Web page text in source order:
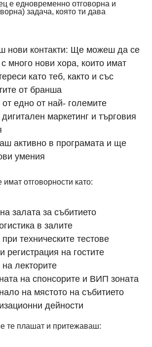
е едновременно отговорна и
задача, която ти дава
нови контакти: Ще можеш да се
много нови хора, които имат
като теб, както и със
от бранша
едно от най- големите
маркетинг и търговия
активно в програмата и ще
умения
отговорности като:
залата за събитието
в залите
техническите тестове
регистрация на гостите
лекторите
на спонсорите и ВИП зоната
на мястото на събитието
дейности
те плашат и притежаваш: